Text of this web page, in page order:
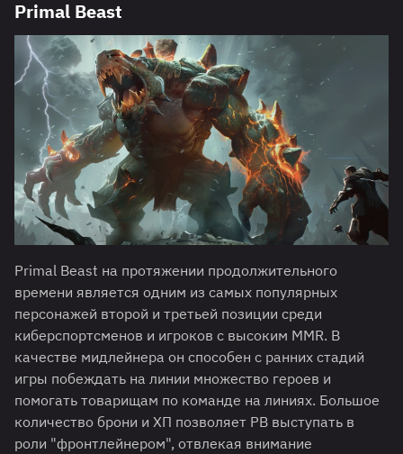
Primal Beast
Primal Beast на протяжении продолжительного
времени является одним из самых популярных
персонажей второй и третьей позиции среди
киберспортсменов и игроков с высоким MMR. В
качестве мидлейнера он способен с ранних стадий
игры побеждать на линии множество героев и
помогать товарищам по команде на линиях. Большое
количество брони и ХП позволяет PB выступать в
роли "фронтлейнером", отвлекая внимание